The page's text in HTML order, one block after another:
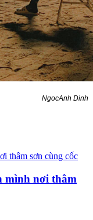
NgocAnh Dinh
mình nơi thâm